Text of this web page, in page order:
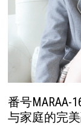
番号MARAA-
与家庭的完